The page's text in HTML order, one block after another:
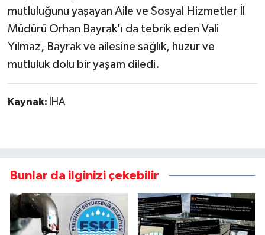
mutluluğunu yaşayan Aile ve Sosyal Hizmetler İl
Müdürü Orhan Bayrak'ı da tebrik eden Vali
Yılmaz, Bayrak ve ailesine sağlık, huzur ve
mutluluk dolu bir yaşam diledi.
Kaynak: İHA
Bunlar da ilginizi çekebilir